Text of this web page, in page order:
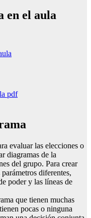
en el aula
pdf
evaluar las elecciones o
diagramas de la
del grupo. Para crear
diferentes,
poder y las líneas de
que tienen muchas
pocas o ninguna